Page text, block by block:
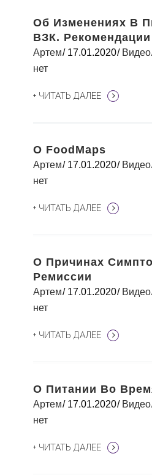
Об Изменениях В
ВЗК. Рекомендации
Артем 17.01.2020 Видео
нет
+ ЧИТАТЬ ДАЛЕЕ
О FoodMaps
Артем 17.01.2020 Видео
нет
+ ЧИТАТЬ ДАЛЕЕ
О Причинах
Ремиссии
Артем 17.01.2020 Видео
нет
+ ЧИТАТЬ ДАЛЕЕ
О Питании Во
Артем 17.01.2020 Видео
нет
+ ЧИТАТЬ ДАЛЕЕ